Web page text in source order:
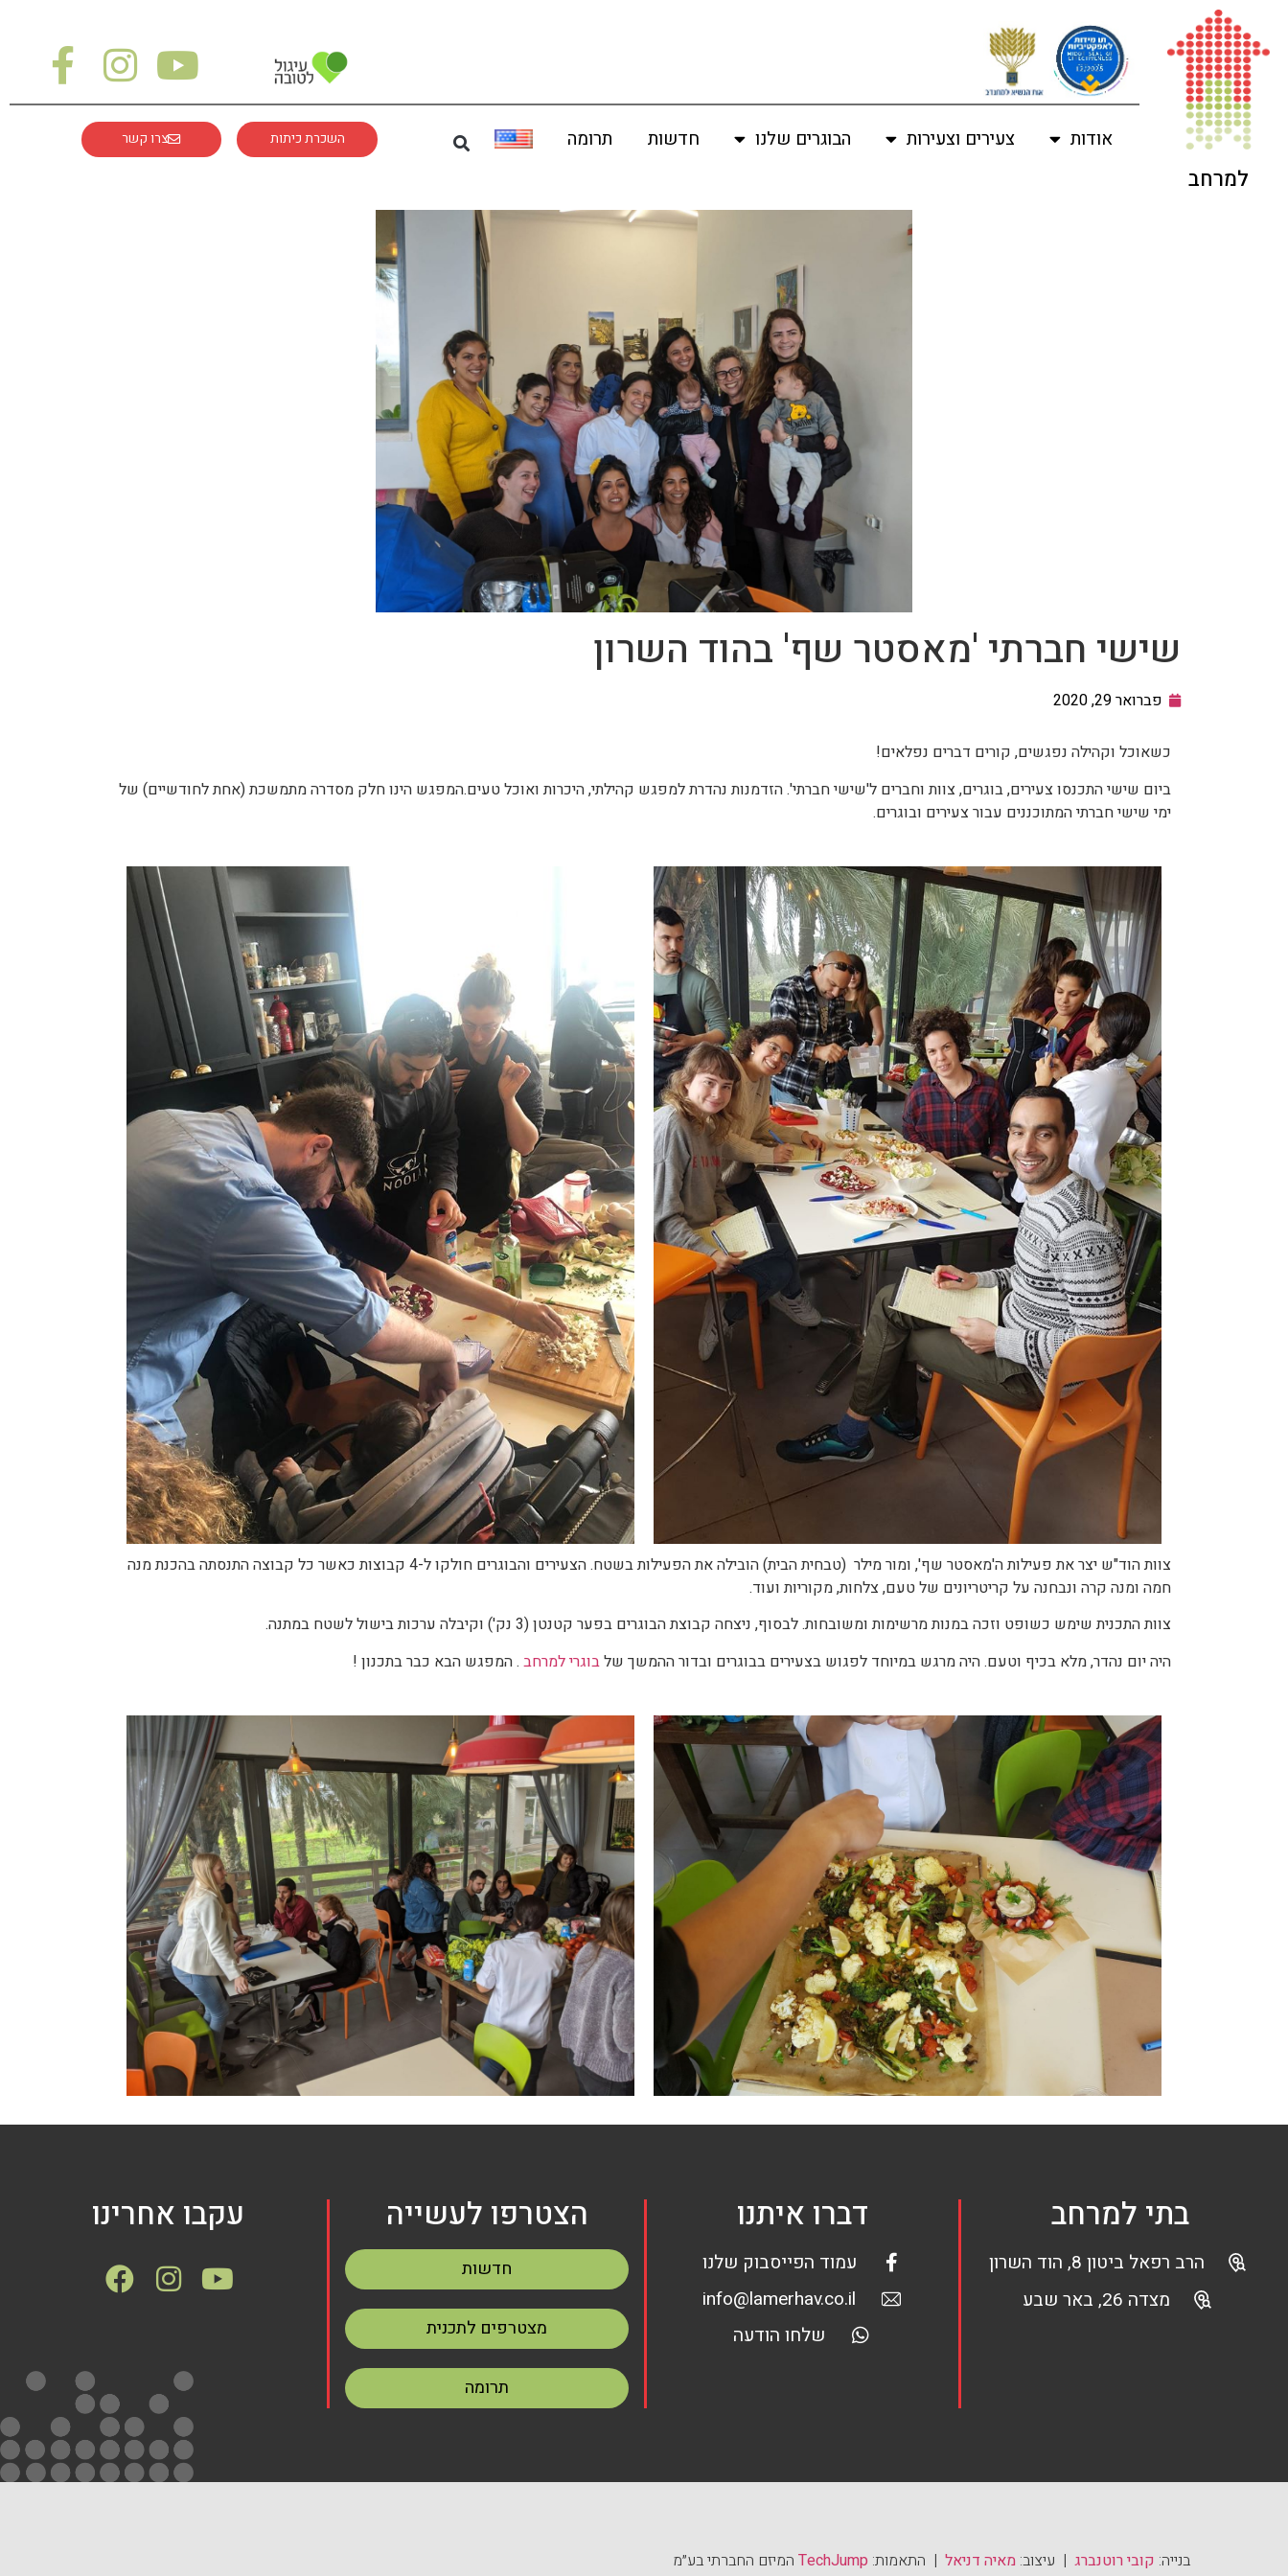
למרחב
אודות צעירים וצעירות הבוגרים שלנו חדשות תרומה השכרת כיתות צרו קשר
שישי חברתי 'מאסטר שף' בהוד השרון
פברואר 29, 2020
כשאוכל וקהילה נפגשים, קורים דברים נפלאים!
ביום שישי התכנסו צעירים, בוגרים, צוות וחברים ל'שישי חברתי'. הזדמנות נהדרת למפגש קהילתי, היכרות ואוכל טעים.המפגש הינו חלק מסדרה מתמשכת (אחת לחודשיים) של
ימי שישי חברתי המתוכננים עבור צעירים ובוגרים.
צוות הוד"ש יצר את פעילות ה'מאסטר שף', ומור מילר (טבחית הבית) הובילה את הפעילות בשטח. הצעירים והבוגרים חולקו ל-4 קבוצות כאשר כל קבוצה התנסתה בהכנת מנה
חמה ומנה קרה ונבחנה על קריטריונים של טעם, צלחות, מקוריות ועוד.
צוות התכנית שימש כשופט וזכה במנות מרשימות ומשובחות. לבסוף, ניצחה קבוצת הבוגרים בפער קטנטן (3 נק') וקיבלה ערכות בישול לשטח במתנה.
היה יום נהדר, מלא בכיף וטעם. היה מרגש במיוחד לפגוש בצעירים בבוגרים ובדור ההמשך שלבוגרי למרחב . המפגש הבא כבר בתכנון !
בתי למרחב
הרב רפאל ביטון 8, הוד השרון
מצדה 26, באר שבע
דברו איתנו
עמוד הפייסבוק שלנו
info@lamerhav.co.il
שלחו הודעה
הצטרפו לעשייה
חדשות
מצטרפים לתכנית
תרומה
עקבו אחרינו
בנייה: קובי רוטנברג | עיצוב: מאיה דניאל | התאמות: TechJump המיזם החברתי בע״מ